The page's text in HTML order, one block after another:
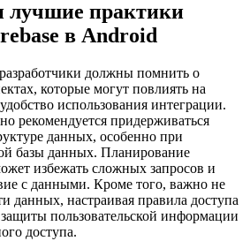
лучшие практики
в Android
должны помнить о
которые могут повлиять на
использования интеграции.
рекомендуется придерживаться
данных, особенно при
базы данных. Планирование
избежать сложных запросов и
с данными. Кроме того, важно не
данных, настраивая правила доступа
пользовательской информации
доступа.